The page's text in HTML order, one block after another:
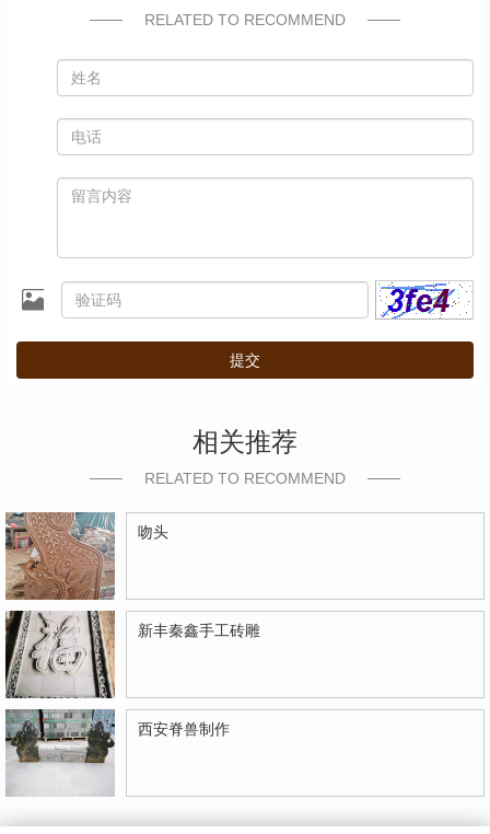
RELATED TO RECOMMEND
提交
相关推荐
RELATED TO RECOMMEND
吻头
新丰秦鑫手工砖雕
西安脊兽制作